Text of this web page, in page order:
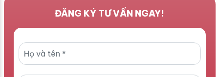
ĐĂNG KÝ TƯ VẤN NGAY!